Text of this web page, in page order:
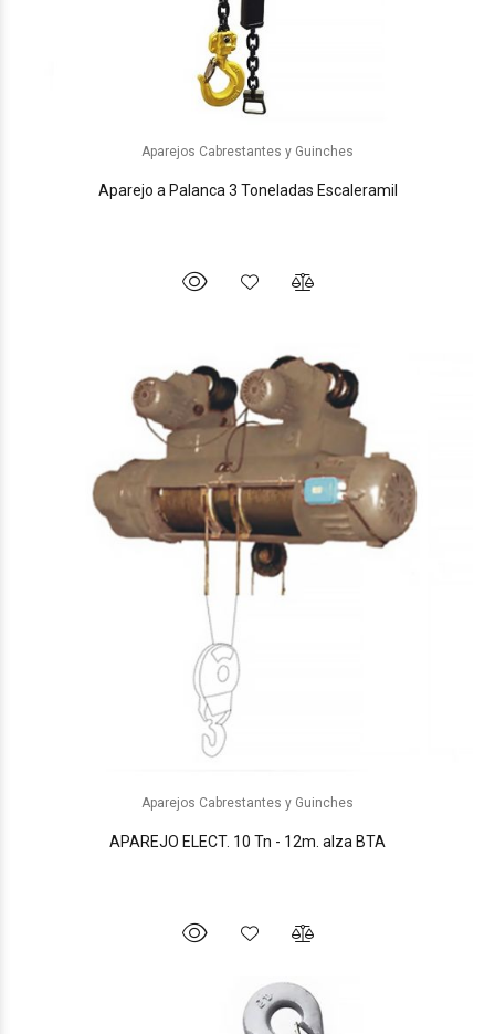
Aparejos Cabrestantes y Guinches
Aparejo a Palanca 3 Toneladas Escaleramil
Aparejos Cabrestantes y Guinches
APAREJO ELECT. 10 Tn - 12m. alza BTA